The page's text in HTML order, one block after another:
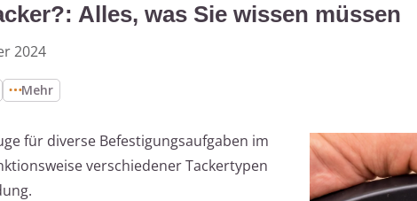
Alles, was Sie wissen müssen
2024
Mehr
für diverse Befestigungsaufgaben im
verschiedener Tackertypen